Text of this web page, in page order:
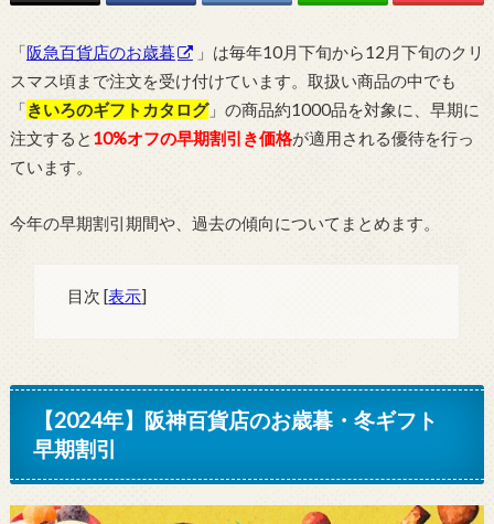
「阪急百貨店のお歳暮
」は毎年10月下旬から12月下旬のクリ
スマス頃まで注文を受け付けています。取扱い商品の中でも
「きいろのギフトカタログ」の商品約1000品を対象に、早期に
注文すると 10%オフの早期割引き価格が適用される優待を行っ
ています。
今年の早期割引期間や、過去の傾向についてまとめます。
目次 [表示]
【2024年】阪神百貨店のお歳暮・冬ギフト
早期割引